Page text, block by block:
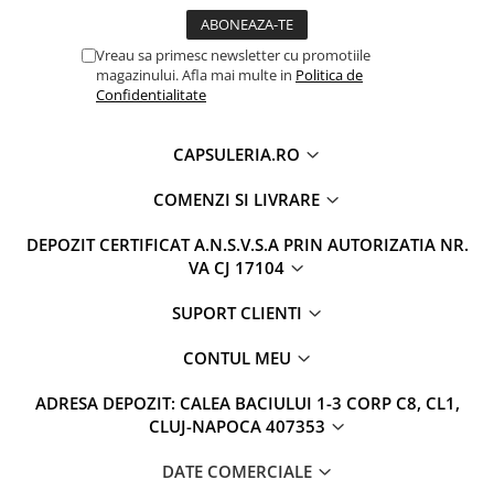
Vreau sa primesc newsletter cu promotiile
magazinului. Afla mai multe in Politica de
Confidentialitate
CAPSULERIA.RO
COMENZI SI LIVRARE
DEPOZIT CERTIFICAT A.N.S.V.S.A PRIN AUTORIZATIA NR.
VA CJ 17104
SUPORT CLIENTI
CONTUL MEU
ADRESA DEPOZIT: CALEA BACIULUI 1-3 CORP C8, CL1,
CLUJ-NAPOCA 407353
DATE COMERCIALE